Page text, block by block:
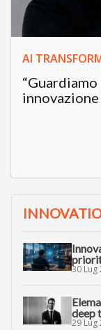
AI
innovazione
30 Lug
deep
29 Lug